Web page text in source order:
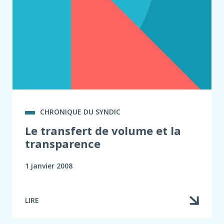
CHRONIQUE DU SYNDIC
Le transfert de volume et la
transparence
1 janvier 2008
LIRE